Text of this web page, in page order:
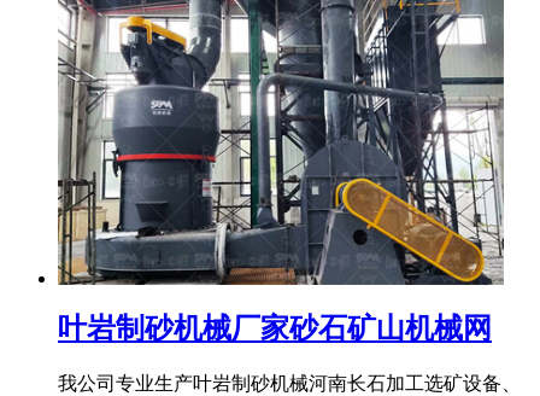
叶岩制砂机械厂家砂石矿山机械网
我公司专业生产叶岩制砂机械河南长石加工选矿设备、